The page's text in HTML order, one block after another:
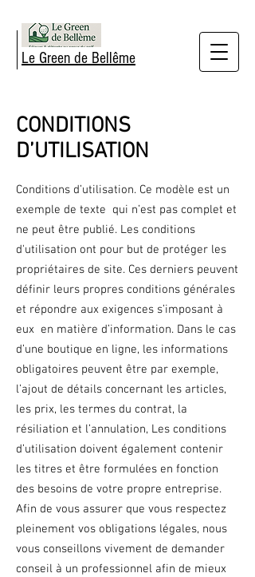
Le Green de Bellême
CONDITIONS
D’UTILISATION
Conditions d’utilisation. Ce modèle est un
exemple de texte qui n’est pas complet et
ne peut être publié. Les conditions
d'utilisation ont pour but de protéger les
propriétaires de site. Ces derniers peuvent
définir leurs propres conditions générales
et répondre aux exigences s’imposant à
eux en matière d’information. Dans le cas
d’une boutique en ligne, les informations
obligatoires peuvent être par exemple,
l’ajout de détails concernant les articles,
les prix, les termes du contrat, la
résiliation et l’annulation, Les conditions
d’utilisation doivent également contenir
les titres et être formulées en fonction
des besoins de votre propre entreprise.
Afin de vous assurer que vous respectez
pleinement vos obligations légales, nous
vous conseillons vivement de demander
conseil à un professionnel afin de mieux